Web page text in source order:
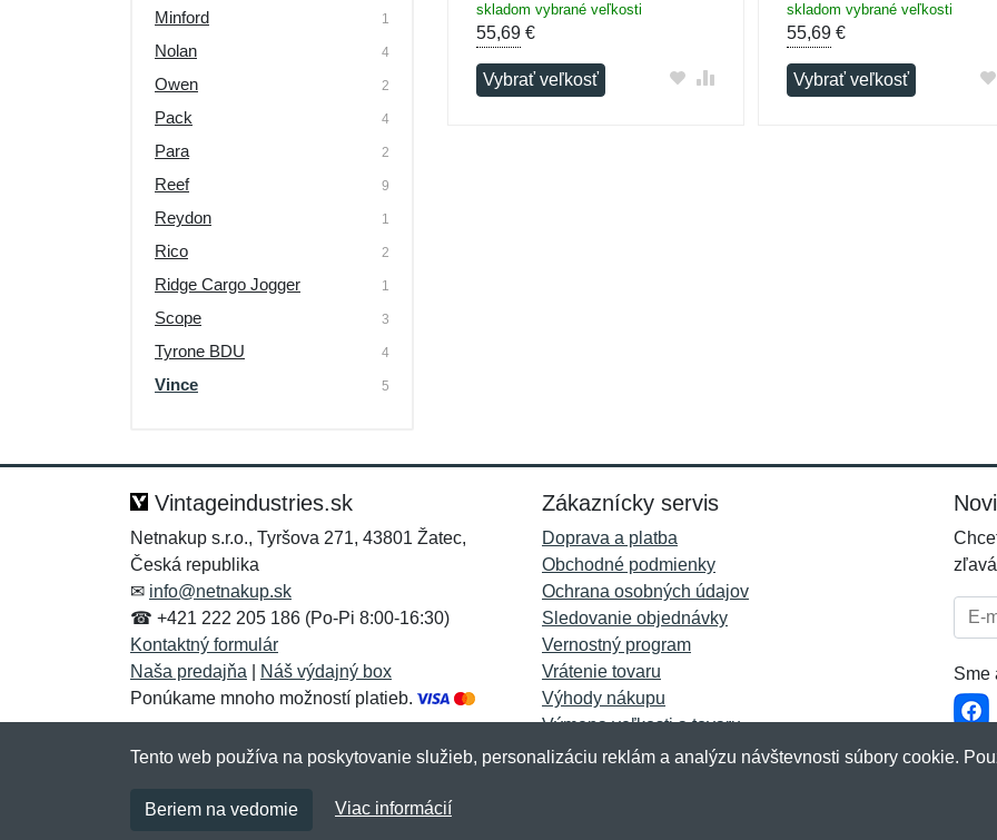
Minford 1
Nolan 4
Owen 2
Pack 4
Para 2
Reef 9
Reydon 1
Rico 2
Ridge Cargo Jogger 1
Scope 3
Tyrone BDU 4
Vince 5
skladom vybrané veľkosti
55,69 €
Vybrať veľkosť
skladom vybrané veľkosti
55,69€
Vybrať veľkosť
Vintageindustries.sk
Netnakup s.r.o., Tyršova 271, 43801 Žatec,
Česká republika
✉ info@netnakup.sk
☎ +421 222 205 186 (Po-Pi 8:00-16:30)
Kontaktný formulár
Naša predajňa
Náš výdajný box
Ponúkame mnoho možností platieb.
Zákaznícky servis
Doprava a platba
Obchodné podmienky
Ochrana osobných údajov
Sledovanie objednávky
Vernostný program
Vrátenie tovaru
Výhody nákupu
Výmena veľkosti a tovaru
Viac informácií...
E-
Sme
Tento web používa na poskytovanie služieb, personalizáciu reklám a analýzu návštevnosti súbory cookie.
Beriem na vedomie Viac informácií